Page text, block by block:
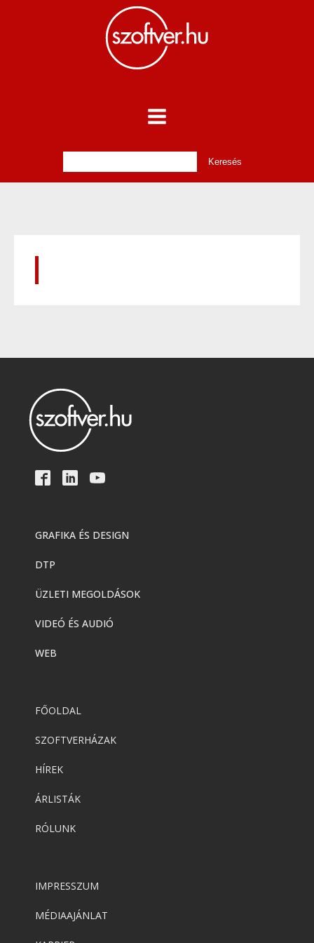
GRAFIKA ÉS DESIGN
DTP
ÜZLETI MEGOLDÁSOK
VIDEÓ ÉS AUDIÓ
WEB
FŐOLDAL
SZOFTVERHÁZAK
HÍREK
ÁRLISTÁK
RÓLUNK
IMPRESSZUM
MÉDIAAJÁNLAT